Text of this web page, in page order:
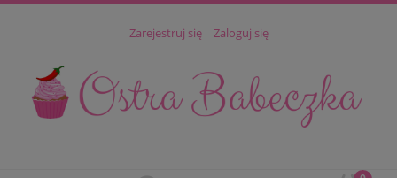
Zarejestruj się Zaloguj się